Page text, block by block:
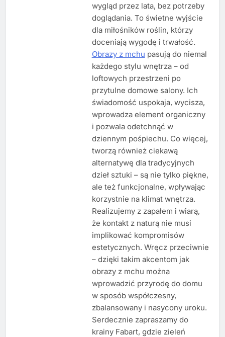
wygląd przez lata, bez potrzeby
doglądania. To świetne wyjście
dla miłośników roślin, którzy
doceniają wygodę i trwałość.
Obrazy z mchu pasują do niemal
każdego stylu wnętrza – od
loftowych przestrzeni po
przytulne domowe salony. Ich
świadomość uspokaja, wycisza,
wprowadza element organiczny
i pozwala odetchnąć w
dziennym pośpiechu. Co więcej,
tworzą również ciekawą
alternatywę dla tradycyjnych
dzieł sztuki – są nie tylko piękne,
ale też funkcjonalne, wpływając
korzystnie na klimat wnętrza.
Realizujemy z zapałem i wiarą,
że kontakt z naturą nie musi
implikować kompromisów
estetycznych. Wręcz przeciwnie
– dzięki takim akcentom jak
obrazy z mchu można
wprowadzić przyrodę do domu
w sposób współczesny,
zbalansowany i nasycony uroku.
Serdecznie zapraszamy do
krainy Fabart, gdzie zieleń